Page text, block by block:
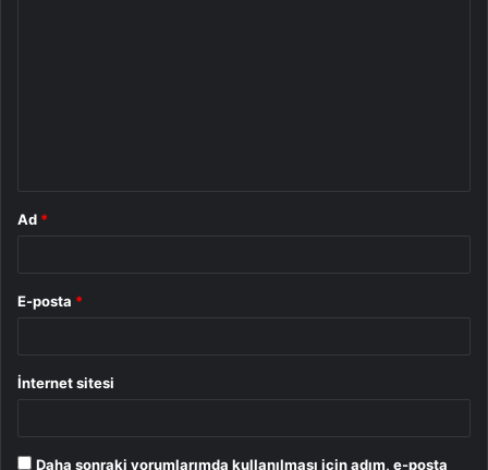
Ad *
E-posta *
İnternet sitesi
Daha sonraki yorumlarımda kullanılması için adım, e-posta